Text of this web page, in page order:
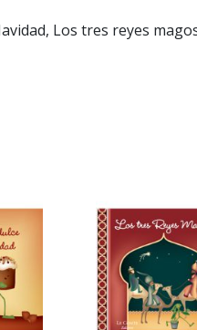
Los tres reyes